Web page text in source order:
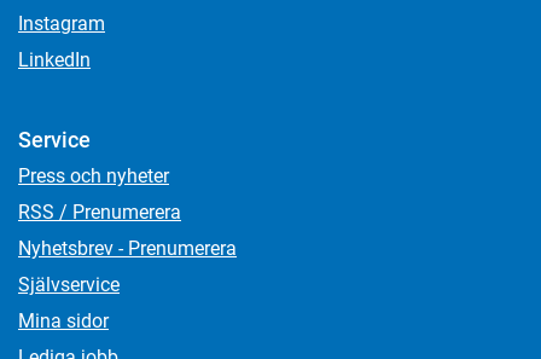
Instagram
LinkedIn
Service
Press och nyheter
RSS / Prenumerera
Nyhetsbrev - Prenumerera
Självservice
Mina sidor